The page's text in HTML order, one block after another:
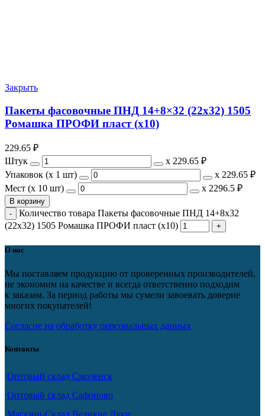
Закрыть
Пакеты фасовочные ПНД 14+8×32 (22х32) 1505
Ромашка ПРОФИ пласт (х10)
229.65 ₽
Штук
х 229.65 ₽
Упаковок (x 1 шт)
х 229.65 ₽
Мест (x 10 шт)
х 2296.5 ₽
В корзину
Количество товара Пакеты фасовочные ПНД 14+8x32
(22х32) 1505 Ромашка ПРОФИ пласт (х10)
О нас
Мы поставляем продукцию от проверенных производителей,
не экономим на качестве и всегда ответственно подходим
к заказам. За период работы мы сумели завоевать доверие
многих покупателей!
Согласие на обработку персональных данных
Контакты
Оптовый склад Смоленск
Оптовый склад Сафоново
Магазин-Склад Великие Луки